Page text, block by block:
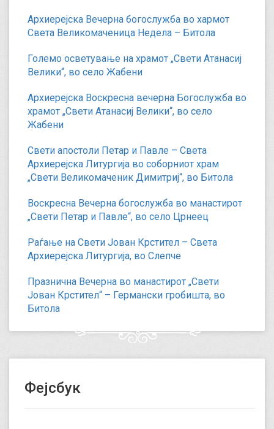
Архиерејска Вечерна богослужба во хармот
Света Великомаченица Недела – Битола
Големо осветување на храмот „Свети Атанасиј
Велики“, во село Жабени
Архиерејска Воскресна вечерна Богослужба во
храмот „Свети Атанасиј Велики“, во село
Жабени
Свети апостоли Петар и Павле – Света
Архиерејска Литургија во соборниот храм
„Свети Великомаченик Димитриј“, во Битола
Воскресна Вечерна богослужба во манастирот
„Свети Петар и Павле“, во село Црнеец
Раѓање на Свети Јован Крстител – Света
Архиерејска Литургија, во Слепче
Празнична Вечерна во манастирот „Свети
Јован Крстител“ – Германски гробишта, во
Битола
Фејсбук